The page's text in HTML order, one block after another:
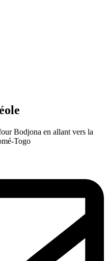
Bodjona en allant vers la
Togo